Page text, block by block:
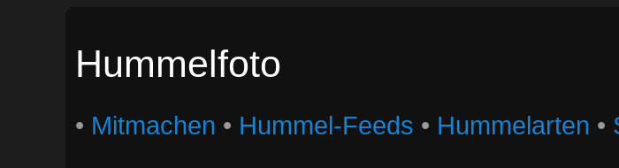
Hummelfoto
• Mitmachen • Hummel-Feeds • Hummelarten •